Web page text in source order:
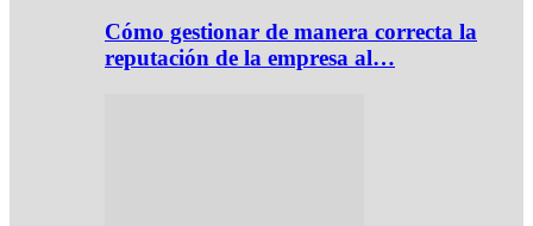
Cómo gestionar de manera correcta la
reputación de la empresa al…